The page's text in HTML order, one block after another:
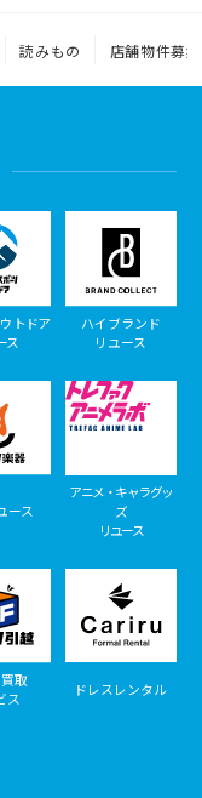
読みもの 店舗物件募集
トドア
ス
ハイブランド
リユース
ース
アニメ・キャラグッ
ズ
リユース
取
ス
ドレスレンタル